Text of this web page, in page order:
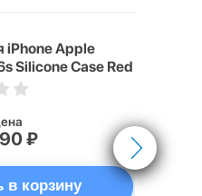
iPhone Apple
Silicone Case Red
₽
в корзину